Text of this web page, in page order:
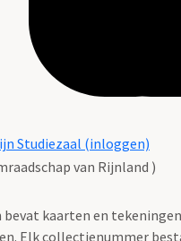
Studiezaal (inloggen)
van Rijnland )
kaarten en
Elk collectienummer